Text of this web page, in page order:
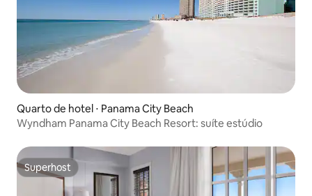
Quarto de hotel ⋅ Panama City Beach
Wyndham Panama City Beach Resort: suíte estúdio
Superhost
Superhost